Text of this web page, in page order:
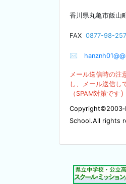
香川県丸亀市飯山
FAX 0877-98-
✉
メール送信時の注
し、メール送信し
（SPAM対策です ）
School.All rights